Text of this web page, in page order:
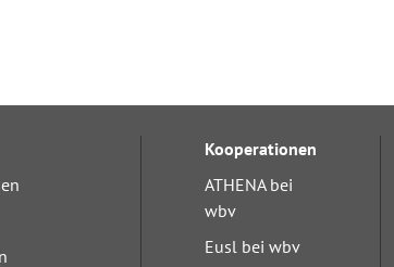
Kooperationen
ATHENA bei
wbv
Eusl bei wbv